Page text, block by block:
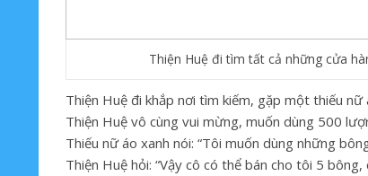
Thiện Huệ đi tìm tất cả những cửa
Thiện Huệ đi khắp nơi tìm kiếm, gặp một thiếu
Thiện Huệ vô cùng vui mừng, muốn dùng 500
Thiếu nữ áo xanh nói: “Tôi muốn dùng những
Thiện Huệ hỏi: “Vậy cô có thể bán cho tôi 5